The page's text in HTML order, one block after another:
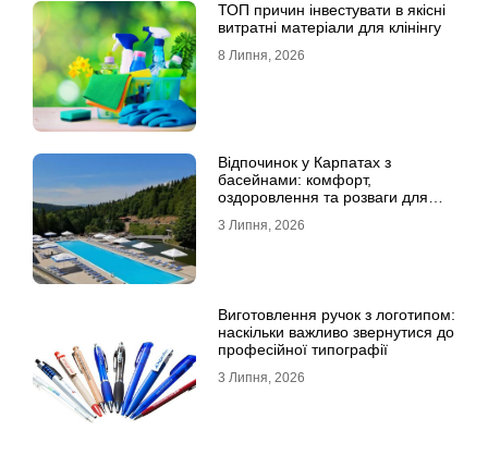
ТОП причин інвестувати в якісні
витратні матеріали для клінінгу
8 Липня, 2026
Відпочинок у Карпатах з
басейнами: комфорт,
оздоровлення та розваги для
3 Липня, 2026
Виготовлення ручок з логотипом:
наскільки важливо звернутися до
професійної типографії
3 Липня, 2026